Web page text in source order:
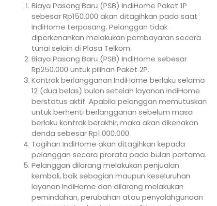
Biaya Pasang Baru (PSB) IndiHome Paket 1P
sebesar Rp150.000 akan ditagihkan pada saat
IndiHome terpasang. Pelanggan tidak
diperkenankan melakukan pembayaran secara
tunai selain di Plasa Telkom.
Biaya Pasang Baru (PSB) IndiHome sebesar
Rp250.000 untuk pilihan Paket 2P.
Kontrak berlangganan IndiHome berlaku selama
12 (dua belas) bulan setelah layanan IndiHome
berstatus aktif. Apabila pelanggan memutuskan
untuk berhenti berlangganan sebelum masa
berlaku kontrak berakhir, maka akan dikenakan
denda sebesar Rp1.000.000.
Tagihan IndiHome akan ditagihkan kepada
pelanggan secara prorata pada bulan pertama.
Pelanggan dilarang melakukan penjualan
kembali, baik sebagian maupun keseluruhan
layanan IndiHome dan dilarang melakukan
pemindahan, perubahan atau penyalahgunaan